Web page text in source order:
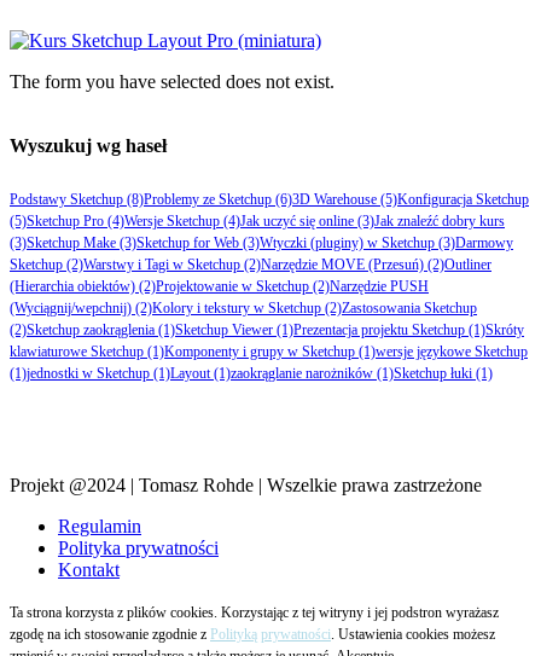
The form you have selected does not exist.
Wyszukuj wg haseł
Podstawy Sketchup (8)Problemy ze Sketchup (6)3D Warehouse (5)Konfiguracja Sketchup
(5)Sketchup Pro (4)Wersje Sketchup (4)Jak uczyć się online (3)Jak znaleźć dobry kurs
(3)Sketchup Make (3)Sketchup for Web (3)Wtyczki (pluginy) w Sketchup (3)Darmowy
Sketchup (2)Warstwy i Tagi w Sketchup (2)Narzędzie MOVE (Przesuń) (2)Outliner
(Hierarchia obiektów) (2)Projektowanie w Sketchup (2)Narzędzie PUSH
(Wyciągnij/wepchnij) (2)Kolory i tekstury w Sketchup (2)Zastosowania Sketchup
(2)Sketchup zaokrąglenia (1)Sketchup Viewer (1)Prezentacja projektu Sketchup (1)Skróty
klawiaturowe Sketchup (1)Komponenty i grupy w Sketchup (1)wersje językowe Sketchup
(1)jednostki w Sketchup (1)Layout (1)zaokrąglanie narożników (1)Sketchup łuki (1)
Projekt @2024 | Tomasz Rohde | Wszelkie prawa zastrzeżone
Regulamin
Polityka prywatności
Kontakt
Ta strona korzysta z plików cookies. Korzystając z tej witryny i jej podstron wyrażasz
zgodę na ich stosowanie zgodnie z Polityką prywatności . Ustawienia cookies możesz